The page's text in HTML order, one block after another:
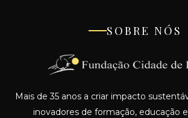
SOBRE NÓS
Mais de 35 anos a criar impacto
inovadores de formação, educação